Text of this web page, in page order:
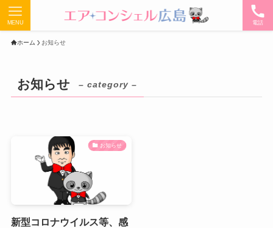
電話
MENU
ホーム お知らせ
お知らせ – category –
お知らせ
新型コロナウイルス等、感